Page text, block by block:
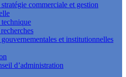
commerciale et gestion
et institutionnelles
d’administration